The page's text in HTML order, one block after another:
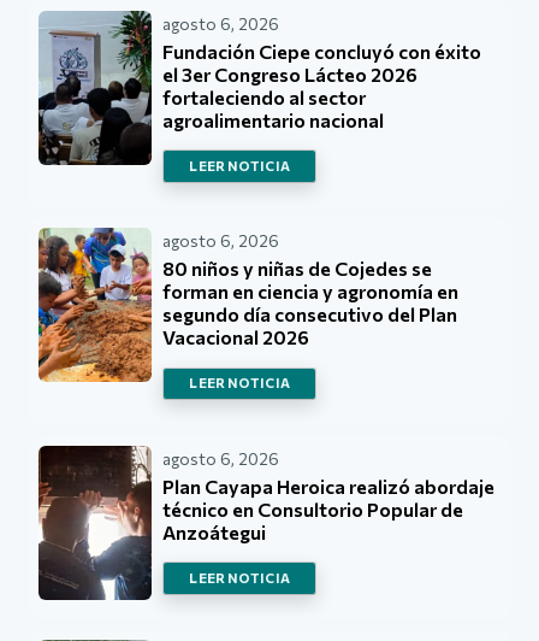
agosto 6, 2026
Fundación Ciepe concluyó con éxito
el 3er Congreso Lácteo 2026
fortaleciendo al sector
agroalimentario nacional
LEER NOTICIA
agosto 6, 2026
80 niños y niñas de Cojedes se
forman en ciencia y agronomía en
segundo día consecutivo del Plan
Vacacional 2026
LEER NOTICIA
agosto 6, 2026
Plan Cayapa Heroica realizó abordaje
técnico en Consultorio Popular de
Anzoátegui
LEER NOTICIA